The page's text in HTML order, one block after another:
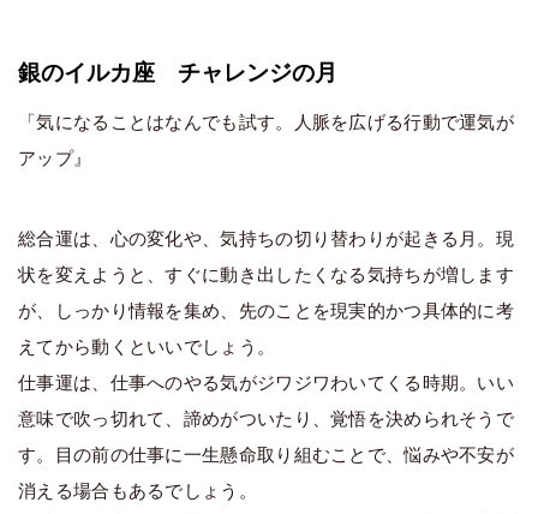
銀のイルカ座 チャレンジの月
「気になることはなんでも試す。人脈を広げる行動で運気が
アップ』
総合運は、心の変化や、気持ちの切り替わりが起きる月。現
状を変えようと、すぐに動き出したくなる気持ちが増します
が、しっかり情報を集め、先のことを現実的かつ具体的に考
えてから動くといいでしょう。
仕事運は、仕事へのやる気がジワジワわいてくる時期。いい
意味で吹っ切れて、諦めがついたり、覚悟を決められそうで
す。目の前の仕事に一生懸命取り組むことで、悩みや不安が
消える場合もあるでしょう。